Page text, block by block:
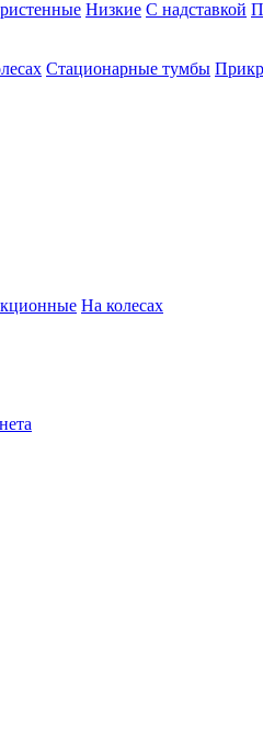
Низкие С надставкой
Стационарные тумбы
На колесах